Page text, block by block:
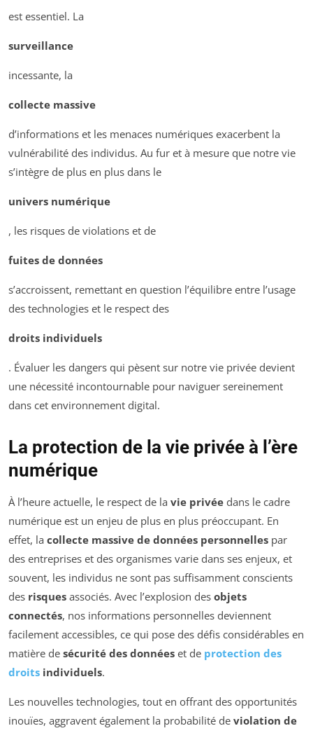
est essentiel. La
surveillance
incessante, la
collecte massive
d’informations et les menaces numériques exacerbent la
vulnérabilité des individus. Au fur et à mesure que notre vie
s’intègre de plus en plus dans le
univers numérique
, les risques de violations et de
fuites de données
s’accroissent, remettant en question l’équilibre entre l’usage
des technologies et le respect des
droits individuels
. Évaluer les dangers qui pèsent sur notre vie privée devient
une nécessité incontournable pour naviguer sereinement
dans cet environnement digital.
La protection de la vie privée à l’ère
numérique
À l’heure actuelle, le respect de la vie privée dans le cadre
numérique est un enjeu de plus en plus préoccupant. En
effet, la collecte massive de données personnelles par
des entreprises et des organismes varie dans ses enjeux, et
souvent, les individus ne sont pas suffisamment conscients
des risques associés. Avec l’explosion des objets
connectés, nos informations personnelles deviennent
facilement accessibles, ce qui pose des défis considérables en
matière de sécurité des données et de protection des
droits individuels.
Les nouvelles technologies, tout en offrant des opportunités
inouïes, aggravent également la probabilité de violation de